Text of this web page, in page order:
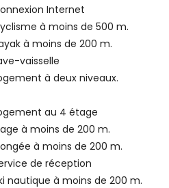
Internet (WiFi)
Fer et planche à repasser
Linge de lit et serviettes
Service de réception et service
Chauffage à air et climatisation
Service aéroport
Lit/berceau pour enfants (sur
et activités de
Bar et promenade (Paseo
Internet
à moins de 500 m.
à moins de 200 m.
vaisselle
à deux niveaux.
au 4 étage
à moins de 200 m.
à moins de 200 m.
de réception
nautique à moins de 200 m.